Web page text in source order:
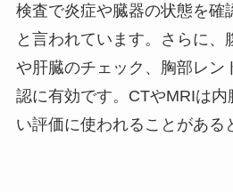
検査で炎症や臓器の状態を確
と言われています。さらに、
や肝臓のチェック、胸部レン
認に有効です。CTやMRIは内
い評価に使われることがある